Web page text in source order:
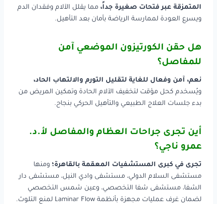
المتمزقة عبر فتحات صغيرة جداً، مما يقلل الآلام وفقدان الدم
ويسرع العودة لممارسة الرياضة بأمان بعد التأهيل.
هل حقن الكورتيزون الموضعي آمن
للمفاصل؟
نعم، آمن وفعال للغاية لتقليل التورم والالتهاب الحاد،
ويُسخدم كحل مؤقت لتخفيف الآلام الحادة وتمكين المريض من
بدء جلسات العلاج الطبيعي والتأهيل الحركي بنجاح.
أين تجرى جراحات العظام والمفاصل لأ.د.
عمرو ناجي؟
تجرى في كبرى المستشفيات المعقمة بالقاهرة؛ ومنها
مستشفى السلام الدولي، مستشفى وادي النيل، مستشفى دار
الشفا، مستشفى شفا التخصصي، وعين شمس التخصصي
لضمان غرف عمليات مجهزة بأنظمة Laminar Flow لمنع التلوث.